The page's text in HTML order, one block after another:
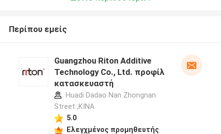
Περίπου εμείς
Guangzhou Riton Additive
Technology Co., Ltd. προφίλ
κατασκευαστή
Huadi Dadao Nan Zhongnan
Street ,ΚΙΝΑ
5.0
Ελεγχμένος προμηθευτής